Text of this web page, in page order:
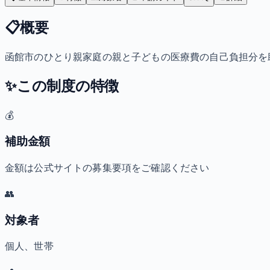
📋概要
函館市のひとり親家庭の親と子どもの医療費の自己負担分を
✨この制度の特徴
💰
補助金額
金額は公式サイトの募集要項をご確認ください
👥
対象者
個人、世帯